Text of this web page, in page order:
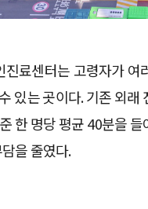
료센터는 고령자가
있는 곳이다. 기존 외
한 명당 평균 40분을
을 줄였다.